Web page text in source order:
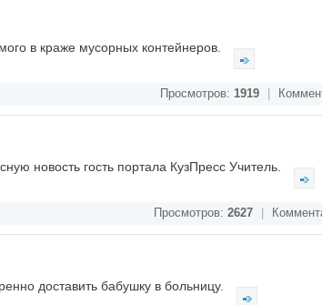
в краже мусорных контейнеров.
Просмотров: 1919
новость гость портала КузПресс Учитель.
Просмотров: 2627
доставить бабушку в больницу.